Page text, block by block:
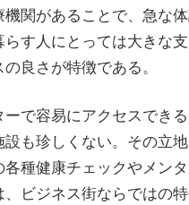
関があることで、急な
す人にとっては大きな
良さが特徴である。
で容易にアクセスでき
も珍しくない。その立
種健康チェックやメン
ビジネス街ならではの